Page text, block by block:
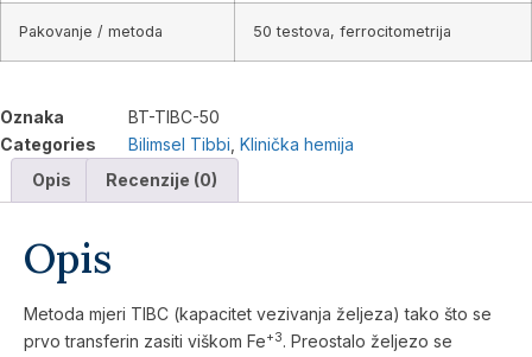
Pakovanje / metoda 50 testova, ferrocitometrija
Oznaka
BT-TIBC-50
Categories
Bilimsel Tibbi Klinička hemija
Opis
Recenzije (0)
Opis
Metoda mjeri TIBC (kapacitet vezivanja željeza) tako što se
prvo transferin zasiti viškom Fe+3. Preostalo željezo se